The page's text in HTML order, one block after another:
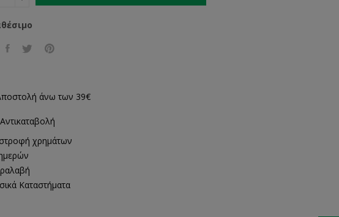
άνω των 39€
χρημάτων
Καταστήματα